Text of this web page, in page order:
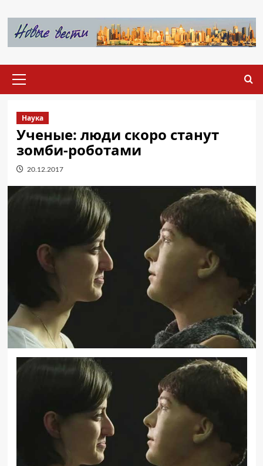
содержимому
меню
Наука
Ученые: люди скоро станут
зомби-роботами
20.12.2017